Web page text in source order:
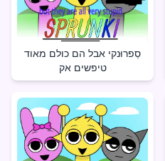
סְפרוּנקי אבל הם כולם מאוד
טיפשים אק